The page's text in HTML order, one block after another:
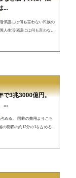
...
保護には何も言わない民族の
人生活保護には何も言わない
で3兆3000億円。
...
める。 国葬の費用よりこち
の税収の約12分の1を占める、